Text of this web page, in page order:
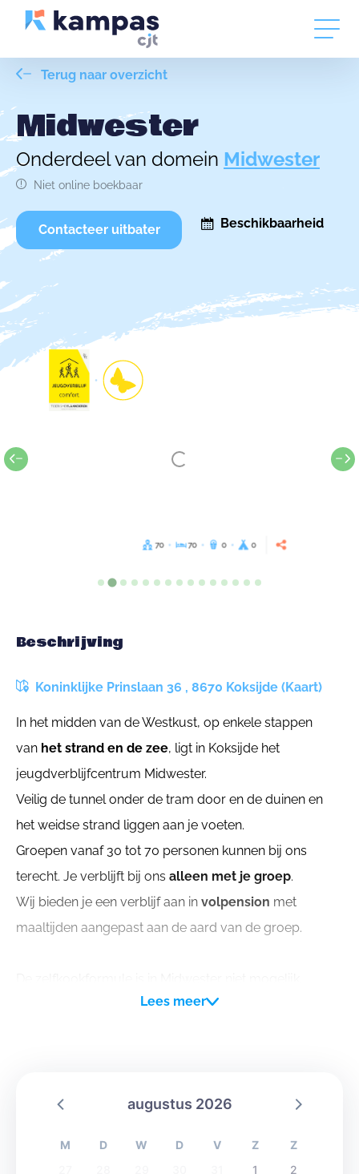
Terug naar overzicht
Midwester
Onderdeel van domein Midwester
Niet online boekbaar
Contacteer uitbater Beschikbaarheid
70 70 0 0
Beschrijving
Koninklijke Prinslaan 36 , 8670 Koksijde (Kaart)
In het midden van de Westkust, op enkele stappen
van het strand en de zee, ligt in Koksijde het
jeugdverblijfcentrum Midwester.
Veilig de tunnel onder de tram door en de duinen en
het weidse strand liggen aan je voeten.
Groepen vanaf 30 tot 70 personen kunnen bij ons
terecht. Je verblijft bij ons alleen met je groep.
Wij bieden je een verblijf aan in volpension met
maaltijden aangepast aan de aard van de groep.
Lees meer
augustus 2026
M D W D V Z
Z
1
2